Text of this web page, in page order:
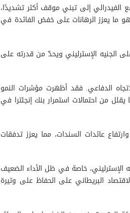
الفيدرالي إلى تبني موقف أكثر تشديدًا،
ما يعزز الرهانات على خفض الفائدة في
الجنيه الإسترليني ويحدّ من قدرته على
الدفاعي. فقد أظهرت مؤشرات النمو
من احتمالات استمرار بنك إنجلترا في
عائدات السندات، مما يعزز تدفقات
الإسترليني، خاصة في ظل الأداء الضعيف
البريطاني على الحفاظ على وتيرة